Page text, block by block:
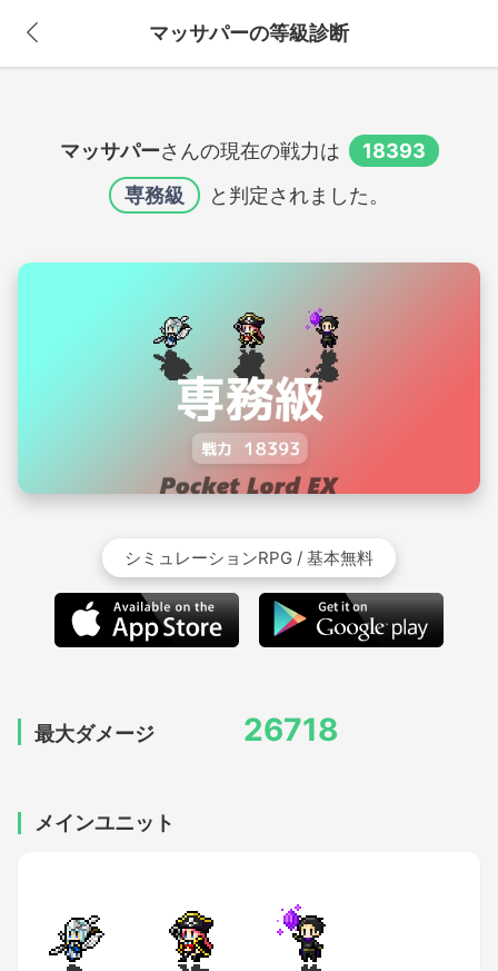
マッサパーの等級診断
マッサパーさんの現在の戦力は
18393
専務級
と判定されました。
シミュレーションRPG / 基本無料
最大ダメージ 26718
メインユニット